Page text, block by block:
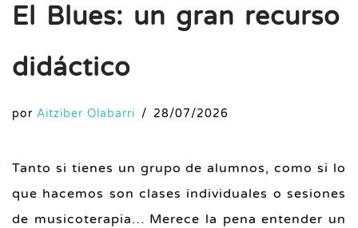
El Blues: un gran recurso
didáctico
por Aitziber Olabarri 28/07/2026
Tanto si tienes un grupo de alumnos, como si lo
que hacemos son clases individuales o sesiones
de musicoterapia… Merece la pena entender un